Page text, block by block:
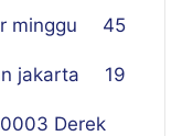
minggu 45
jakarta 19
Derek